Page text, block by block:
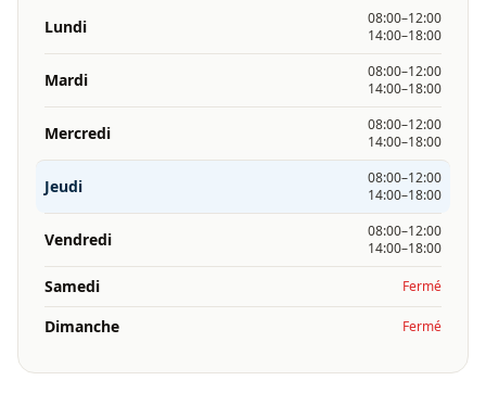
Lundi
08:00–12:00
14:00–18:00
Mardi
08:00–12:00
14:00–18:00
Mercredi
08:00–12:00
14:00–18:00
Jeudi
08:00–12:00
14:00–18:00
Vendredi
08:00–12:00
14:00–18:00
Samedi Fermé
Dimanche Fermé